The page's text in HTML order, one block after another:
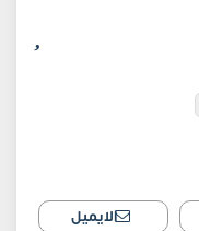
الايميل